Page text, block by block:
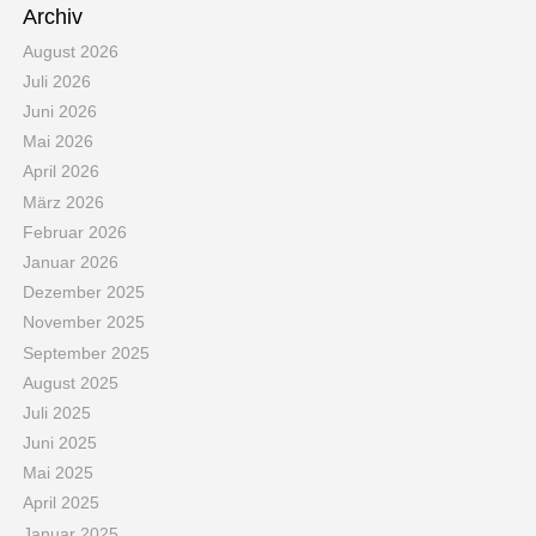
Archiv
August 2026
Juli 2026
Juni 2026
Mai 2026
April 2026
März 2026
Februar 2026
Januar 2026
Dezember 2025
November 2025
September 2025
August 2025
Juli 2025
Juni 2025
Mai 2025
April 2025